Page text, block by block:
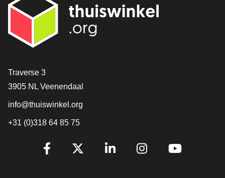
[_General:Contact]
Traverse 3
3905 NL Veenendaal
info@thuiswinkel.org
+31 (0)318 64 85 75
[_General:SocialMediaTitle]